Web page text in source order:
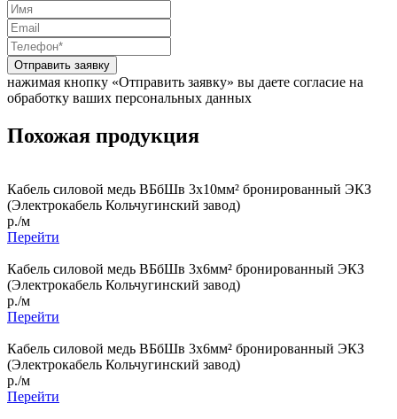
Отправить заявку
нажимая кнопку «Отправить заявку» вы даете согласие на
обработку ваших персональных данных
Похожая продукция
Кабель силовой медь ВБбШв 3x10мм² бронированный ЭКЗ
(Электрокабель Кольчугинский завод)
р./м
Перейти
Кабель силовой медь ВБбШв 3x6мм² бронированный ЭКЗ
(Электрокабель Кольчугинский завод)
р./м
Перейти
Кабель силовой медь ВБбШв 3x6мм² бронированный ЭКЗ
(Электрокабель Кольчугинский завод)
р./м
Перейти